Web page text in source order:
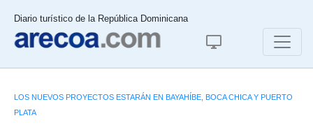
Diario turístico de la República Dominicana
LOS NUEVOS PROYECTOS ESTARÁN EN BAYAHÍBE, BOCA CHICA Y PUERTO
PLATA